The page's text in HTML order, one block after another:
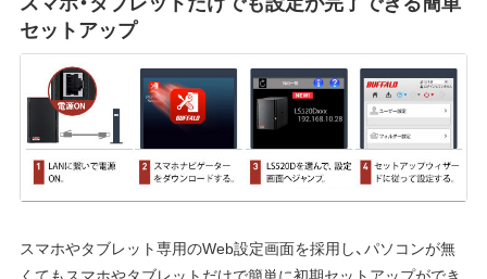
セットアップ
スマホやタブレット専用のWeb設定画面を採用し、パソコンが無
くてもスマホやタブレットだけで簡単に初期セットアップができ